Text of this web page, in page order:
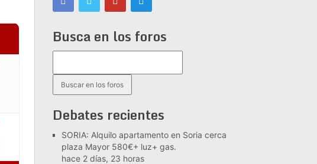
Busca en los foros
Debates recientes
SORIA: Alquilo apartamento en Soria cerca
plaza Mayor 580€+ luz+ gas.
hace 2 días, 23 horas